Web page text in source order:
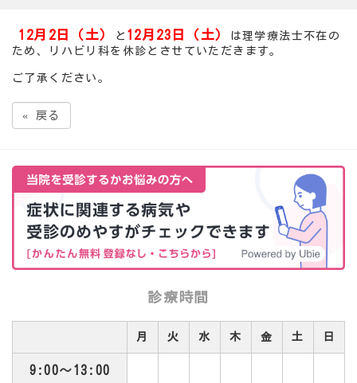
12月2日（土） と 12月23日（土）
は理学療法士不在の
ため、リハビリ科を休診とさせていただきます。
ご了承ください。
« 戻る
診療時間
月 火 水 木 金 土 日
9:00～13:00